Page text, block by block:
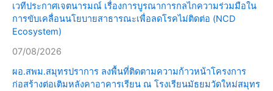
เวทีประกาศเจตนารมณ์ เรื่องการบูรณาการกลไกความร่วมมือใน
การขับเคลื่อนนโยบายสาธารณะเพื่อลดโรคไม่ติดต่อ (NCD
Ecosystem)
07/08/2026
ผอ.สพม.สมุทรปราการ ลงพื้นที่ติดตามความก้าวหน้าโครงการ
ก่อสร้างต่อเติมหลังคาอาคารเรียน ณ โรงเรียนมัธยมวัดใหม่สมุทร